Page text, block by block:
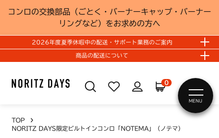
コンロの交換部品（ごとく・バーナーキャップ・バーナー
リングなど）をお求めの方へ
2026年度夏季休暇中の配送・サポート業務のご案内
商品の配送について
0
MENU
TOP
NORITZ DAYS限定ビルトインコンロ「NOTEMA」（ノテマ）